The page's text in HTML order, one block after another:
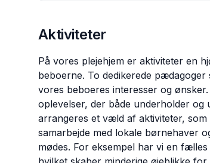
Aktiviteter
På vores plejehjem er aktiviteter en
beboerne. To dedikerede
vores beboeres interesser og
oplevelser, der både underholder
arrangeres et væld af aktiviteter,
samarbejde med lokale børnehaver
mødes. For eksempel har vi en